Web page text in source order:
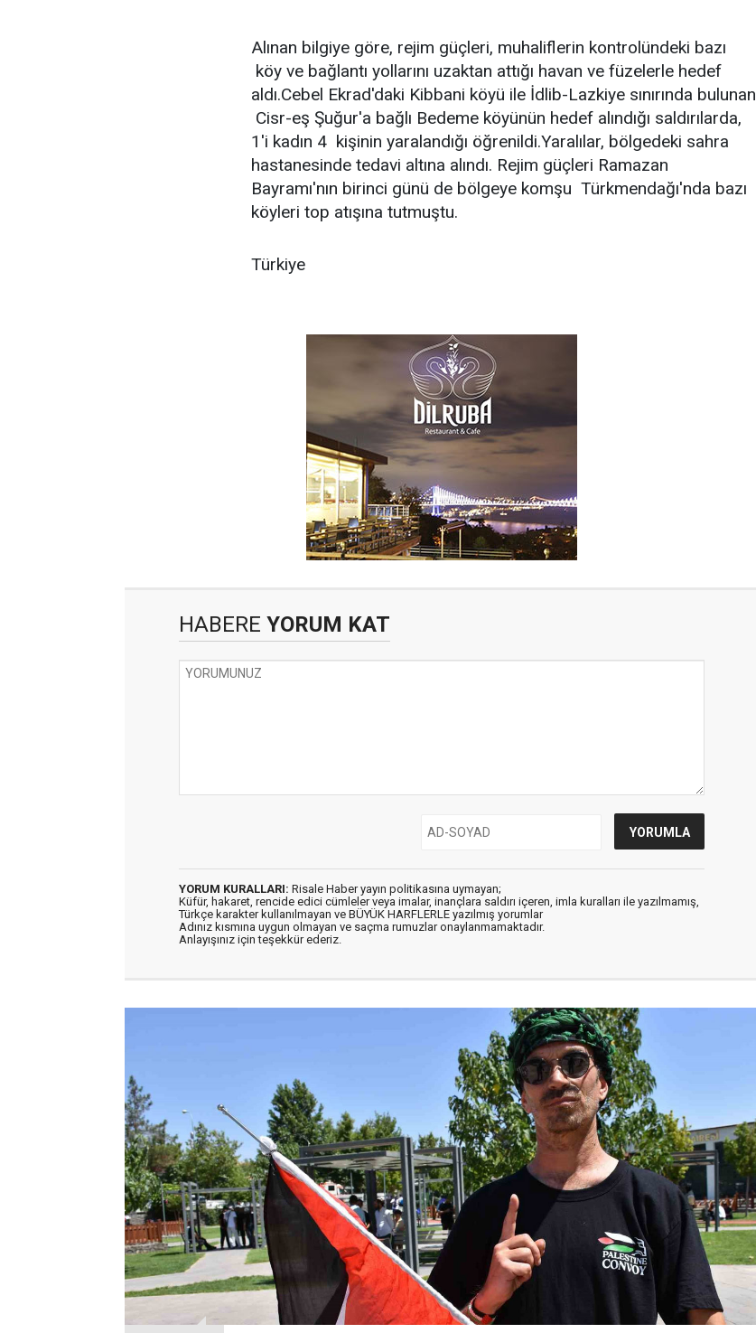
Alınan bilgiye göre, rejim güçleri, muhaliflerin kontrolündeki bazı
köy ve bağlantı yollarını uzaktan attığı havan ve füzelerle hedef
aldı.Cebel Ekrad'daki Kibbani köyü ile İdlib-Lazkiye sınırında bulunan
Cisr-eş Şuğur'a bağlı Bedeme köyünün hedef alındığı saldırılarda,
1'i kadın 4 kişinin yaralandığı öğrenildi.Yaralılar, bölgedeki sahra
hastanesinde tedavi altına alındı. Rejim güçleri Ramazan
Bayramı'nın birinci günü de bölgeye komşu Türkmendağı'nda bazı
köyleri top atışına tutmuştu.
Türkiye
HABERE YORUM KAT
YORUM KURALLARI: Risale Haber yayın politikasına uymayan;
Küfür, hakaret, rencide edici cümleler veya imalar, inançlara saldırı içeren, imla kuralları ile yazılmamış,
Türkçe karakter kullanılmayan ve BÜYÜK HARFLERLE yazılmış yorumlar
Adınız kısmına uygun olmayan ve saçma rumuzlar onaylanmamaktadır.
Anlayışınız için teşekkür ederiz.